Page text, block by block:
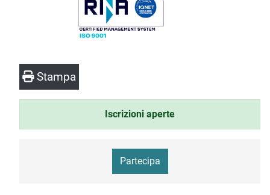
Stampa
Iscrizioni aperte
Partecipa